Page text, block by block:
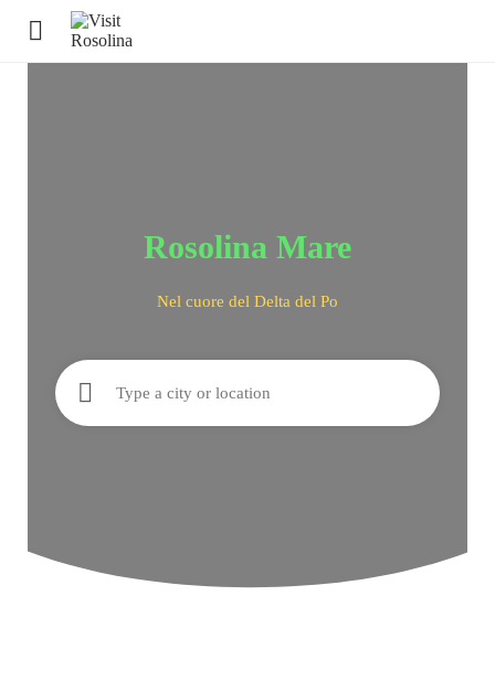
Rosolina Mare
Nel cuore del Delta del Po